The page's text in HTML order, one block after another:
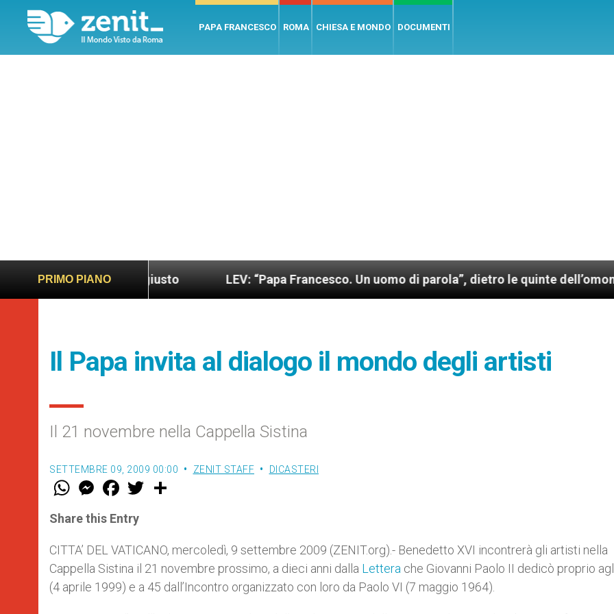
PAPA FRANCESCO ROMA CHIESA E MONDO DOCUMENTI
PRIMO PIANO
più sano e giusto LEV: “Papa Francesco. Un uomo di parola”, dietro le quinte dell’omonimo film di
Il Papa invita al dialogo il mondo degli artisti
Il 21 novembre nella Cappella Sistina
SETTEMBRE 09, 2009 00:00 ZENIT STAFF DICASTERI
W
t
s
p
p
M
e
s
e
g
e
r
F
a
e
b
o
k
w
r
Share this Entry
CITTA’ DEL VATICANO, mercoledì, 9 settembre 2009 (ZENIT.org).- Benedetto XVI incontrerà gli artisti nella
Cappella Sistina il 21 novembre prossimo, a dieci anni dalla Lettera che Giovanni Paolo II dedicò proprio
(4 aprile 1999) e a 45 dall’Incontro organizzato con loro da Paolo VI (7 maggio 1964).